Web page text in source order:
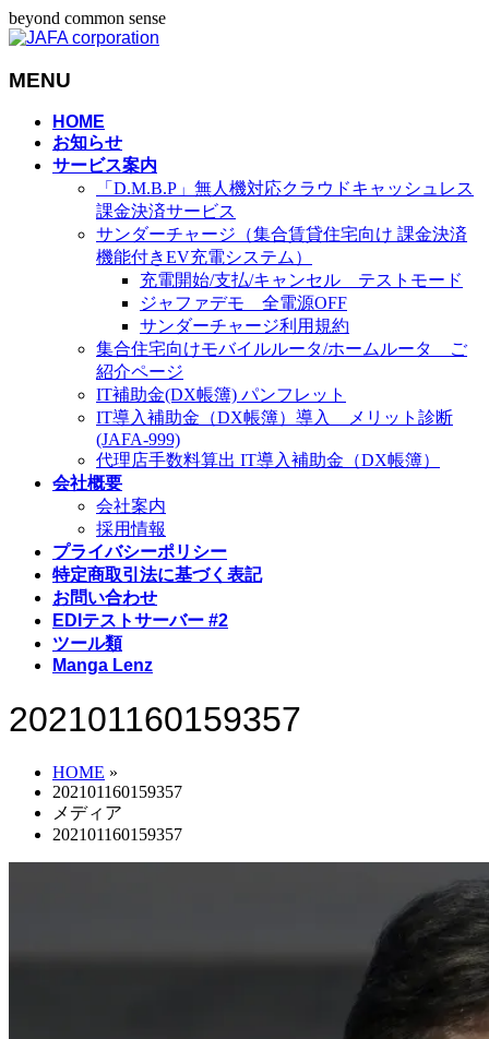
beyond common sense
MENU
HOME
お知らせ
サービス案内
「D.M.B.P」無人機対応クラウドキャッシュレス
課金決済サービス
サンダーチャージ（集合賃貸住宅向け 課金決済
機能付きEV充電システム）
充電開始/支払/キャンセル テストモード
ジャファデモ 全電源OFF
サンダーチャージ利用規約
集合住宅向けモバイルルータ/ホームルータ ご
紹介ページ
IT補助金(DX帳簿) パンフレット
IT導入補助金（DX帳簿）導入 メリット診断
(JAFA-999)
代理店手数料算出 IT導入補助金（DX帳簿）
会社概要
会社案内
採用情報
プライバシーポリシー
特定商取引法に基づく表記
お問い合わせ
EDIテストサーバー #2
ツール類
Manga Lenz
202101160159357
HOME »
202101160159357
メディア
202101160159357